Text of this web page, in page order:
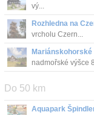
vý...
Rozhledna na
vrcholu Czern...
Mariánskohorské
nadmořské výšce
Do 50 km
Aquapark